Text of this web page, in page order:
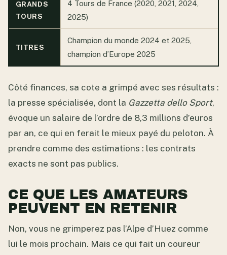
GRANDS
TOURS
4 Tours de France (2020, 2021, 2024,
2025)
TITRES
Champion du monde 2024 et 2025,
champion d’Europe 2025
Côté finances, sa cote a grimpé avec ses résultats :
la presse spécialisée, dont la Gazzetta dello Sport,
évoque un salaire de l’ordre de 8,3 millions d’euros
par an, ce qui en ferait le mieux payé du peloton. À
prendre comme des estimations : les contrats
exacts ne sont pas publics.
CE QUE LES AMATEURS
PEUVENT EN RETENIR
Non, vous ne grimperez pas l’Alpe d’Huez comme
lui le mois prochain. Mais ce qui fait un coureur